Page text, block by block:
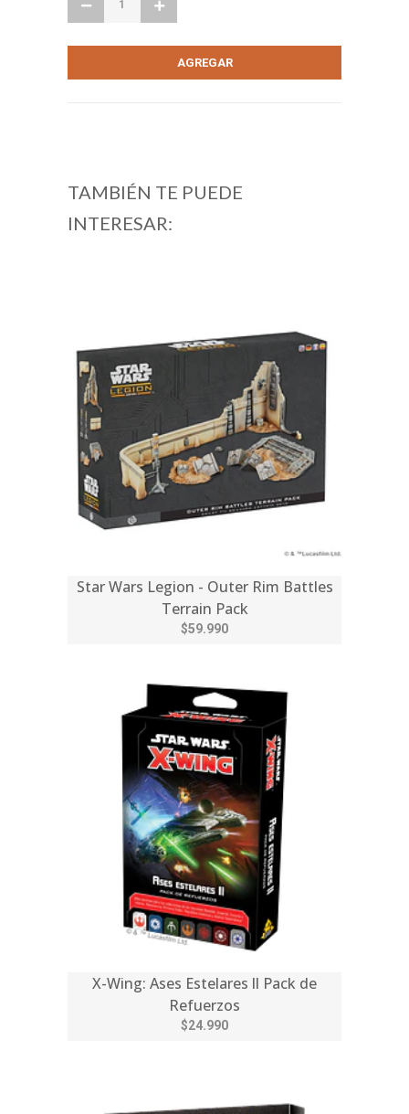
TAMBIÉN TE PUEDE
INTERESAR:
Star Wars Legion - Outer Rim Battles
Terrain Pack
$59.990
X-Wing: Ases Estelares ll Pack de
Refuerzos
$24.990